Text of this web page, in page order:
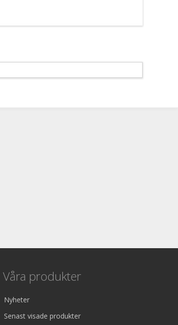
Våra produkter
Nyheter
Senast visade produkter